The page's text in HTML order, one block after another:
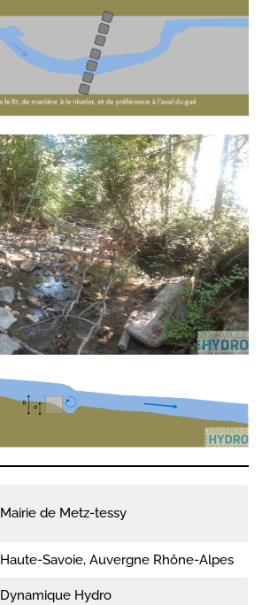
Mairie de Metz-tessy
Haute-Savoie, Auvergne Rhône-Alpes
Dynamique Hydro